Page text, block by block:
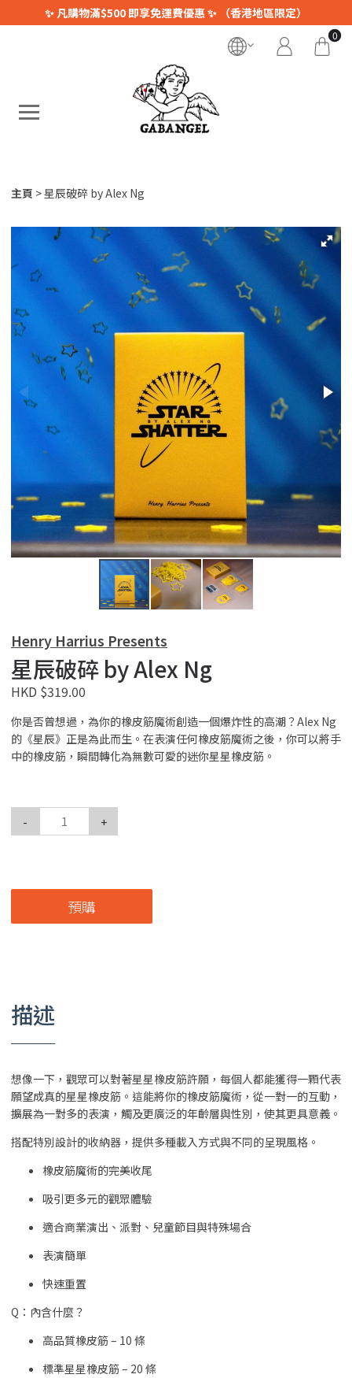
✨ 凡購物滿$500 即享免運費優惠 ✨ （香港地區限定）
0
主頁 星辰破碎 by Alex Ng
Henry Harrius Presents
星辰破碎 by Alex Ng
HKD $319.00
你是否曾想過，為你的橡皮筋魔術創造一個爆炸性的高潮？Alex Ng
的《星辰》正是為此而生。在表演任何橡皮筋魔術之後，你可以將手
中的橡皮筋，瞬間轉化為無數可愛的迷你星星橡皮筋。
- +
預購
描述
想像一下，觀眾可以對著星星橡皮筋許願，每個人都能獲得一顆代表
願望成真的星星橡皮筋。這能將你的橡皮筋魔術，從一對一的互動，
擴展為一對多的表演，觸及更廣泛的年齡層與性別，使其更具意義。
搭配特別設計的收納器，提供多種載入方式與不同的呈現風格。
橡皮筋魔術的完美收尾
吸引更多元的觀眾體驗
適合商業演出、派對、兒童節目與特殊場合
表演簡單
快速重置
Q：內含什麼？
高品質橡皮筋 – 10 條
標準星星橡皮筋 – 20 條